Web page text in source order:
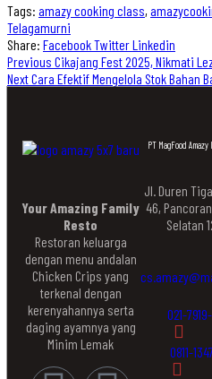
Tags: amazy cooking class,
Telagamurni
Share: FacebookTwitterLinkedin
Previous Cikajang Fest 2025, Nikmati
NextCara Efektif Mengelola Stok Bahan
PT MagFood
Jl. Duren
46,
Selatan
021-
0811-
Your Amazing Family
Resto
Restoran keluarga
dengan menu andalan
Chicken Crips yang
terkenal dengan
kerenyahannya serta
daging ayamnya yang
Minim Lemak